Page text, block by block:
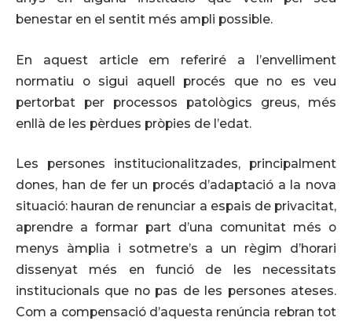
benestar en el sentit més ampli possible.
En aquest article em referiré a l’envelliment
normatiu o sigui aquell procés que no es veu
pertorbat per processos patològics greus, més
enllà de les pèrdues pròpies de l’edat.
Les persones institucionalitzades, principalment
dones, han de fer un procés d’adaptació a la nova
situació: hauran de renunciar a espais de privacitat,
aprendre a formar part d’una comunitat més o
menys àmplia i sotmetre’s a un règim d’horari
dissenyat més en funció de les necessitats
institucionals que no pas de les persones ateses.
Com a compensació d’aquesta renúncia rebran tot